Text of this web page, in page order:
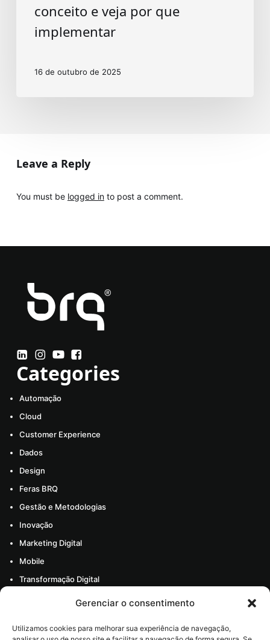
Gerenciar o consentimento
Utilizamos cookies para melhorar sua experiência de navegação,
conceito e veja por que
implementar
16 de outubro de 2025
Leave a Reply
You must be logged into post a comment.
Categories
Automação
Cloud
Customer Experience
Dados
Design
Feras BRQ
Gestão e Metodologias
Inovação
Marketing Digital
Mobile
Transformação Digital
Todos os artigos